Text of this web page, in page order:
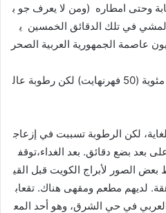
وحتى امطاره (ومن لا يعرف جو ب
في تلك الدقائق الخمسين ي
عاصمة الجمهورية العربية الصحر
… كانت درجة الحرارة 24 درجة مئوية (50 فهرنهايت) لكن رطوبة عال
لكن الرطوبة تسببت في إزعاج
بعد بضع دقائق. بعد الغداء،توقف
الصور لأبراج الكويت قبل القي
لديهم مطعم ومقهى هناك. تقعاب
في حي الشرق، وهو أحد المع